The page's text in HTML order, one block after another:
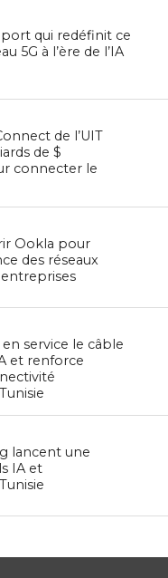
qui redéfinit ce
5G à l’ère de l’IA
de l’UIT
de $
connecter le
Ookla pour
des réseaux
entreprises
service le câble
et renforce
lancent une
IA et